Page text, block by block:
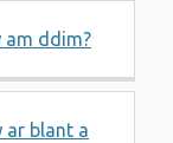
am ddim?
ar blant a